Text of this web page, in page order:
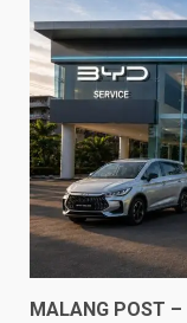
MALANG POST –